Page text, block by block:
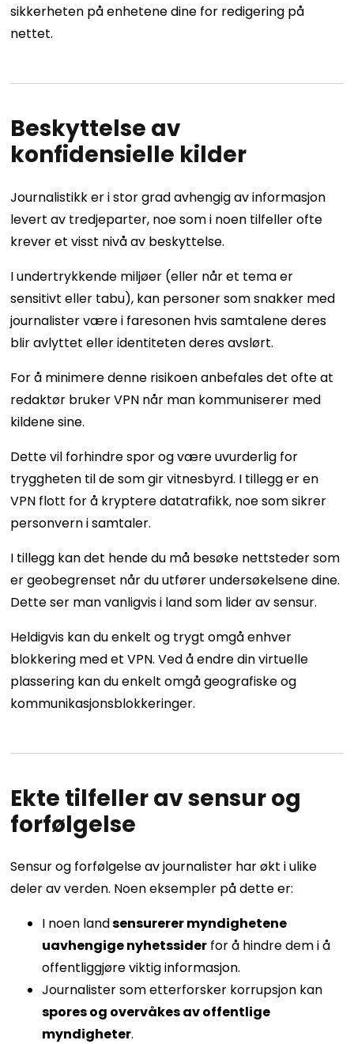
sikkerheten på enhetene dine for redigering på
nettet.
Beskyttelse av
konfidensielle kilder
Journalistikk er i stor grad avhengig av informasjon
levert av tredjeparter, noe som i noen tilfeller ofte
krever et visst nivå av beskyttelse.
I undertrykkende miljøer (eller når et tema er
sensitivt eller tabu), kan personer som snakker med
journalister være i faresonen hvis samtalene deres
blir avlyttet eller identiteten deres avslørt.
For å minimere denne risikoen anbefales det ofte at
redaktør bruker VPN når man kommuniserer med
kildene sine.
Dette vil forhindre spor og være uvurderlig for
tryggheten til de som gir vitnesbyrd. I tillegg er en
VPN flott for å kryptere datatrafikk, noe som sikrer
personvern i samtaler.
I tillegg kan det hende du må besøke nettsteder som
er geobegrenset når du utfører undersøkelsene dine.
Dette ser man vanligvis i land som lider av sensur.
Heldigvis kan du enkelt og trygt omgå enhver
blokkering med et VPN. Ved å endre din virtuelle
plassering kan du enkelt omgå geografiske og
kommunikasjonsblokkeringer.
Ekte tilfeller av sensur og
forfølgelse
Sensur og forfølgelse av journalister har økt i ulike
deler av verden. Noen eksempler på dette er:
I noen landsensurerer myndighetene
uavhengige nyhetssider for å hindre dem i å
offentliggjøre viktig informasjon.
Journalister som etterforsker korrupsjon kan
spores og overvåkes av offentlige
myndigheter.